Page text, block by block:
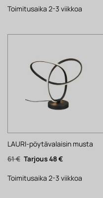
466 €. 364 €.
Toimitusaika 2-3 viikkoa
LAURI-pöytävalaisin musta
61€ Alkuperäinen
hinta
61 €.
48€Nykyinen
48 €.
Toimitusaika 2-3 viikkoa